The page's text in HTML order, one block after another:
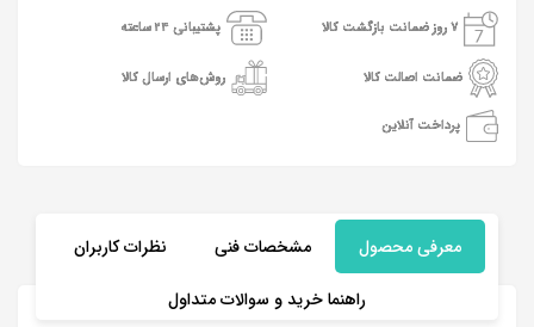
7 روز ضمانت بازگشت کالا پشتیبانی 24 ساعته
ضمانت اصالت کالا روش‌های ارسال کالا
پرداخت آنلاین
معرفی محصول مشخصات فنی نظرات کاربران
راهنما خرید و سوالات متداول